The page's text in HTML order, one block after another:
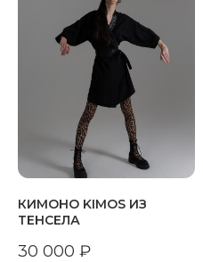
КИМОНО KIMOS ИЗ
ТЕНСЕЛА
30 000 ₽